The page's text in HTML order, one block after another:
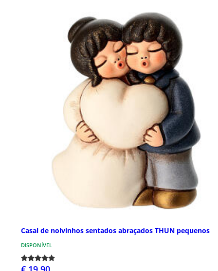
Casal de noivinhos sentados abraçados THUN pequenos
DISPONÍVEL